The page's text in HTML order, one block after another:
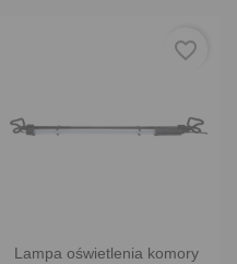
Lampa oświetlenia komory
favorite_border